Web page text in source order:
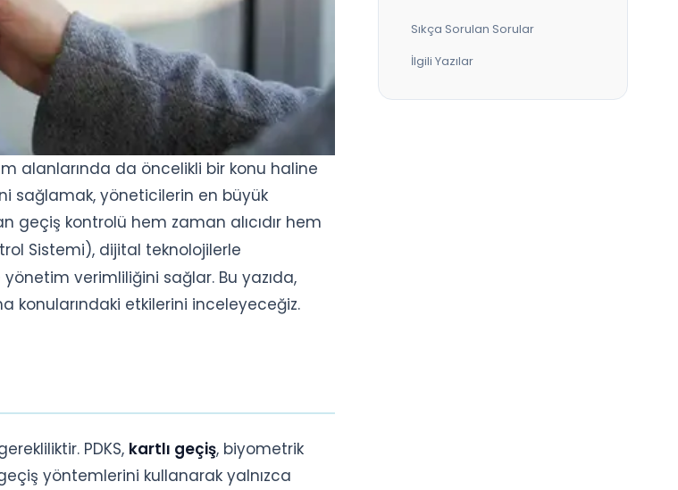
alanlarında da öncelikli bir konu haline
sağlamak, yöneticilerin en büyük
geçiş kontrolü hem zaman alıcıdır hem
Sistemi), dijital teknolojilerle
verimliliğini sağlar. Bu yazıda,
konularındaki etkilerini inceleyeceğiz.
PDKS, kartlı geçiş, biyometrik
yöntemlerini kullanarak yalnızca
Sıkça Sorulan Sorular
İlgili Yazılar